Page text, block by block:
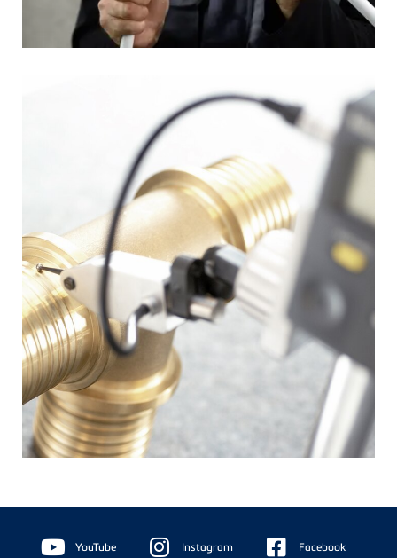
Floating
Sidebar YouTube Instagram Facebook